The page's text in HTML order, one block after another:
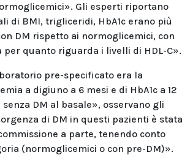
Gli esperti riportano
di BMI, trigliceridi, HbA1c erano più
DM rispetto ai normoglicemici, con
per quanto riguarda i livelli di HDL-C».
pre-specificato era la
a digiuno a 6 mesi e di HbA1c a 12
DM al basale», osservano gli
di DM in questi pazienti è stata
a parte, tenendo conto
(normoglicemici o con pre-DM)».